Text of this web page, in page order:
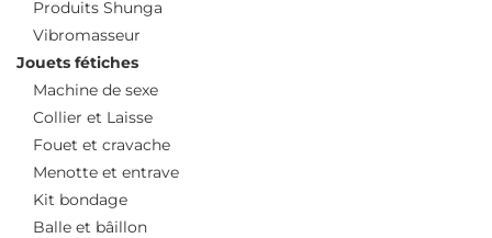
Produits Shunga
Vibromasseur
Jouets fétiches
Machine de sexe
Collier et Laisse
Fouet et cravache
Menotte et entrave
Kit bondage
Balle et bâillon